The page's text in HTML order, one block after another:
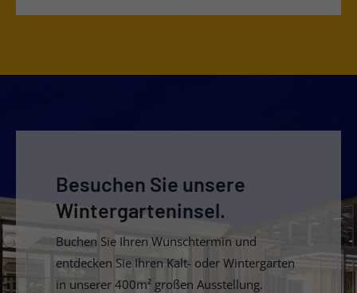
Besuchen Sie unsere
Wintergarteninsel.
Buchen Sie Ihren Wunschtermin und
entdecken Sie Ihren Kalt- oder Wintergarten
in unserer 400m² großen Ausstellung.